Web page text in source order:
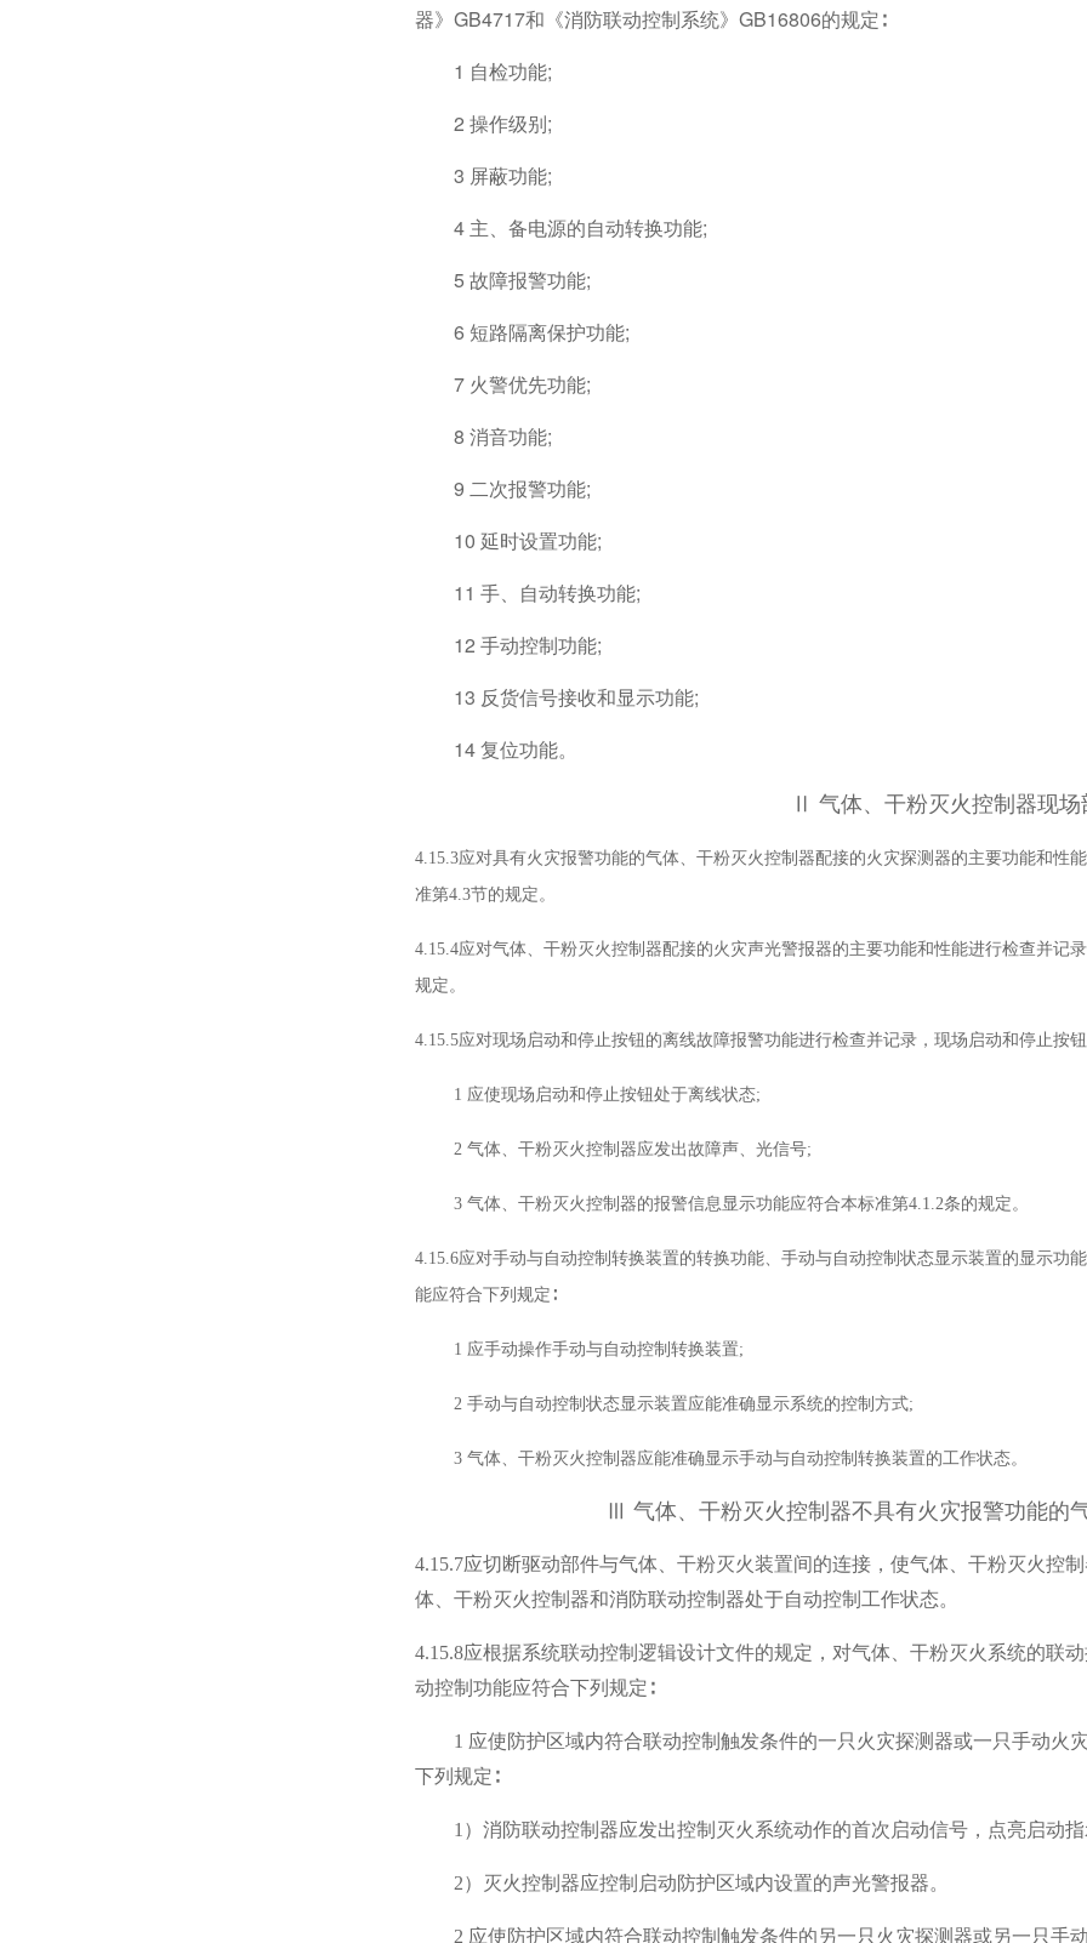
器》GB4717和《消防联动控制系统》GB16806的规定∶
1 自检功能;
2 操作级别;
3 屏蔽功能;
4 主、备电源的自动转换功能;
5 故障报警功能;
6 短路隔离保护功能;
7 火警优先功能;
8 消音功能;
9 二次报警功能;
10 延时设置功能;
11 手、自动转换功能;
12 手动控制功能;
13 反货信号接收和显示功能;
14 复位功能。
Ⅱ 气体、干粉灭火控制器现场
4.15.3应对具有火灾报警功能的气体、干粉灭火控制器配接的火灾探测器的主要功能和性
准第4.3节的规定。
4.15.4应对气体、干粉灭火控制器配接的火灾声光警报器的主要功能和性能进行检查并记
规定。
4.15.5应对现场启动和停止按钮的离线故障报警功能进行检查并记录，现场启动和停止按
1 应使现场启动和停止按钮处于离线状态;
2 气体、干粉灭火控制器应发出故障声、光信号;
3 气体、干粉灭火控制器的报警信息显示功能应符合本标准第4.1.2条的规定。
4.15.6应对手动与自动控制转换装置的转换功能、手动与自动控制状态显示装置的显示功
能应符合下列规定∶
1 应手动操作手动与自动控制转换装置;
2 手动与自动控制状态显示装置应能准确显示系统的控制方式;
3 气体、干粉灭火控制器应能准确显示手动与自动控制转换装置的工作状态。
Ⅲ 气体、干粉灭火控制器不具有火灾报警功能的
4.15.7应切断驱动部件与气体、干粉灭火装置间的连接，使气体、干粉灭火控
体、干粉灭火控制器和消防联动控制器处于自动控制工作状态。
4.15.8应根据系统联动控制逻辑设计文件的规定，对气体、干粉灭火系统的联
动控制功能应符合下列规定∶
1 应使防护区域内符合联动控制触发条件的一只火灾探测器或一只手动火
下列规定∶
1）消防联动控制器应发出控制灭火系统动作的首次启动信号，点亮启动
2）灭火控制器应控制启动防护区域内设置的声光警报器。
2 应使防护区域内符合联动控制触发条件的另一只火灾探测器或另一只手